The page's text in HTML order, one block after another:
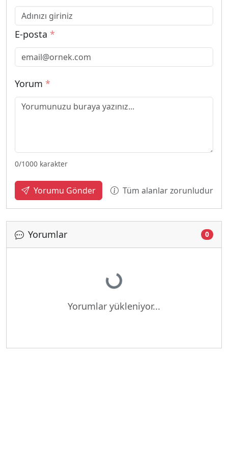
E-posta *
Yorum *
0/1000 karakter
Yorumu Gönder Tüm alanlar zorunludur
Yorumlar 0
Yükleniyor...
Yorumlar yükleniyor...